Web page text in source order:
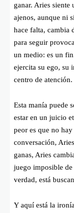
ganar. Aries siente
ajenos, aunque ni
hace falta, cambia
para seguir
un medio: es un
ejercita su ego, su
centro de atención.
Esta manía puede
estar en un juicio
peor es que no
conversación,
ganas, Aries
juego imposible de
verdad, está
Y aquí está la